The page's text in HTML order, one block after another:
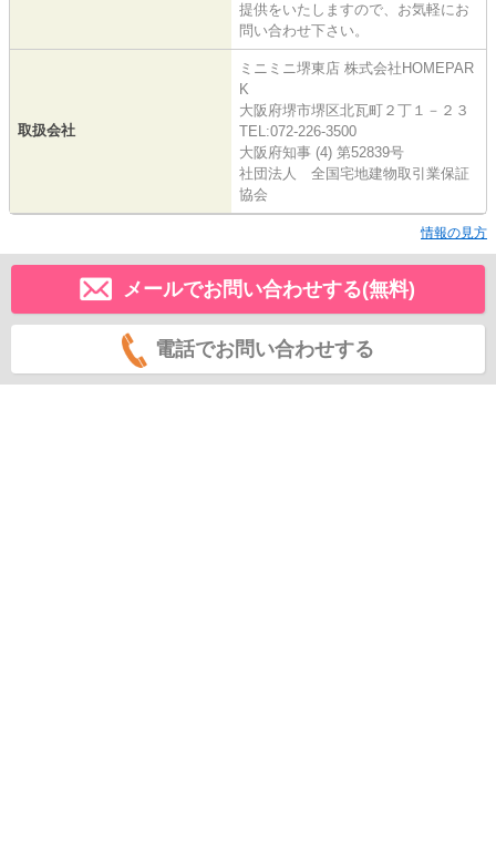
提供をいたしますので、お気軽にお
問い合わせ下さい。
取扱会社
ミニミニ堺東店 株式会社HOMEPAR
K
大阪府堺市堺区北瓦町２丁１－２３
TEL:072-226-3500
大阪府知事 (4) 第52839号
社団法人 全国宅地建物取引業保証
協会
情報の見方
メールでお問い合わせする(無料)
電話でお問い合わせする